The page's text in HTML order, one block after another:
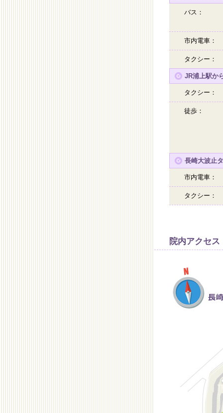
バス：
市内電車：
タクシー：
JR浦上駅か
タクシー：
徒歩：
長崎大波止
市内電車：
タクシー：
院内アクセス